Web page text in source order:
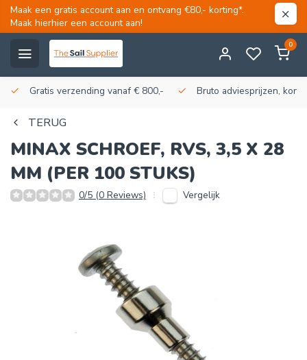
Maak een gratis account aan en ontvang €80,- korting*.
Maak hierhier een account aan!
0
Gratis verzending vanaf € 800,- Bruto adviesprijzen,
TERUG
MINAX SCHROEF, RVS, 3,5 X 28
MM (PER 100 STUKS)
0/5 (0 Reviews) Vergelijk